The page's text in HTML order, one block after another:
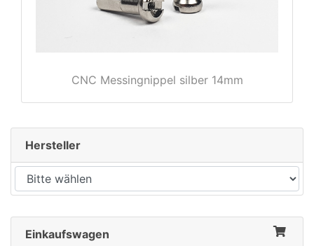
CNC Messingnippel silber 14mm
Hersteller
Einkaufswagen